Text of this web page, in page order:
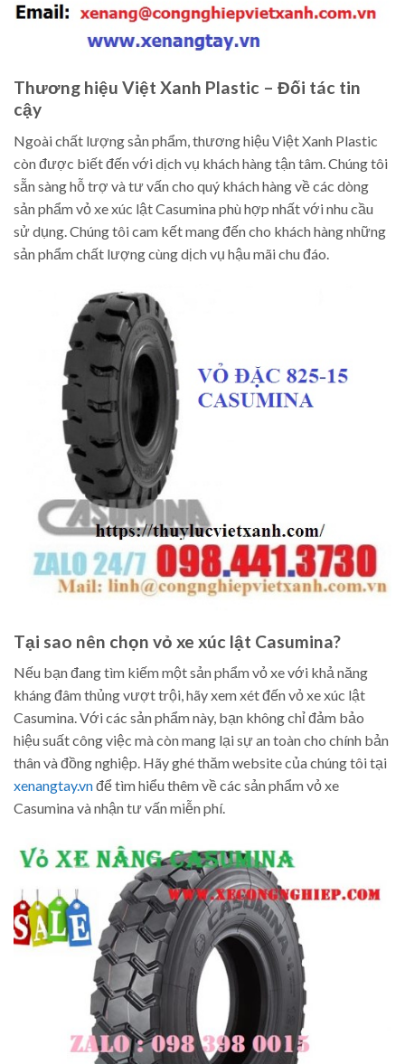
Thương hiệu Việt Xanh Plastic – Đối tác tin
cậy
Ngoài chất lượng sản phẩm, thương hiệu Việt Xanh Plastic
còn được biết đến với dịch vụ khách hàng tận tâm. Chúng tôi
sẵn sàng hỗ trợ và tư vấn cho quý khách hàng về các dòng
sản phẩm vỏ xe xúc lật Casumina phù hợp nhất với nhu cầu
sử dụng. Chúng tôi cam kết mang đến cho khách hàng những
sản phẩm chất lượng cùng dịch vụ hậu mãi chu đáo.
Tại sao nên chọn vỏ xe xúc lật Casumina?
Nếu bạn đang tìm kiếm một sản phẩm vỏ xe với khả năng
kháng đâm thủng vượt trội, hãy xem xét đến vỏ xe xúc lật
Casumina. Với các sản phẩm này, bạn không chỉ đảm bảo
hiệu suất công việc mà còn mang lại sự an toàn cho chính bản
thân và đồng nghiệp. Hãy ghé thăm website của chúng tôi tại
xenangtay.vnđể tìm hiểu thêm về các sản phẩm vỏ xe
Casumina và nhận tư vấn miễn phí.